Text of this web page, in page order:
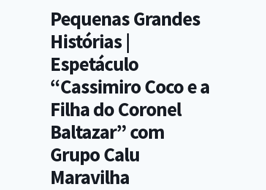
Pequenas Grandes
Histórias |
Espetáculo
“Cassimiro Coco e a
Filha do Coronel
Baltazar” com
Grupo Calu
Maravilha